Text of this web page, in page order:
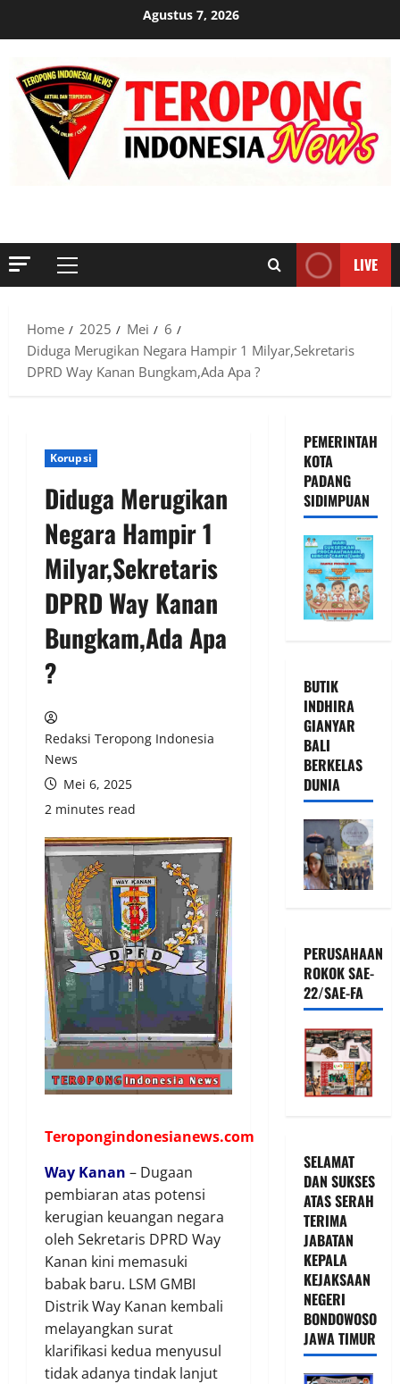
Agustus 7, 2026
Primary
LIVE
Home 2025 Mei
6
Diduga Merugikan Negara Hampir 1 Milyar,Sekretaris
DPRD Way Kanan Bungkam,Ada Apa ?
Korupsi
Diduga Merugikan
Negara Hampir 1
Milyar,Sekretaris
DPRD Way Kanan
Bungkam,Ada Apa
?
Redaksi Teropong Indonesia
News
Mei 6, 2025
2 minutes read
Teropongindonesianews.com
Way Kanan – Dugaan
pembiaran atas potensi
kerugian keuangan negara
oleh Sekretaris DPRD Way
Kanan kini memasuki
babak baru. LSM GMBI
Distrik Way Kanan kembali
melayangkan surat
klarifikasi kedua menyusul
tidak adanya tindak lanjut
PEMERINTAH
KOTA
PADANG
SIDIMPUAN
BUTIK
INDHIRA
GIANYAR
BALI
BERKELAS
DUNIA
PERUSAHAAN
ROKOK SAE-
22/SAE-FA
SELAMAT
DAN SUKSES
ATAS SERAH
TERIMA
JABATAN
KEPALA
KEJAKSAAN
NEGERI
BONDOWOSO
JAWA TIMUR